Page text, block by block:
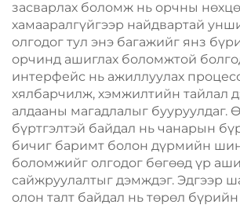
засварлах боломж нь орчны
хамааралгүйгээр найдвартай
олгодог тул энэ багажийг янз
орчинд ашиглах боломжтой
интерфейс нь ажиллуулах
хялбарчилж, хэмжилтийн тайлал
алдааны магадлалыг бууруулдаг.
бүртгэлтэй байдал нь чанарын
бичиг баримт болон дүрмийн
боломжийг олгодог бөгөөд үр
сайжруулалтыг дэмждэг. Эдгээр
олон талт байдал нь төрөл